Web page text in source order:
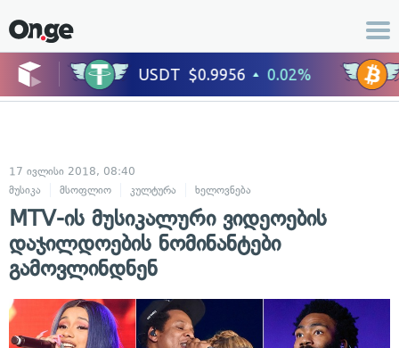
17 ივლისი 2018, 08:40
მუსიკა
მსოფლიო კულტურა ხელოვნება
MTV-ის მუსიკალური ვიდეოების
დაჯილდოების ნომინანტები
გამოვლინდნენ